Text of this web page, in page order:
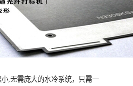
,无需庞大的水冷系统，只需一